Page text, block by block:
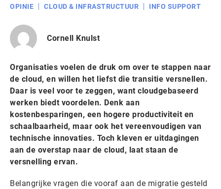
OPINIE
CLOUD & INFRASTRUCTUUR INFO SUPPORT
Cornell Knulst
Organisaties voelen de druk om over te stappen naar
de cloud, en willen het liefst die transitie versnellen.
Daar is veel voor te zeggen, want cloudgebaseerd
werken biedt voordelen. Denk aan
kostenbesparingen, een hogere productiviteit en
schaalbaarheid, maar ook het vereenvoudigen van
technische innovaties. Toch kleven er uitdagingen
aan de overstap naar de cloud, laat staan de
versnelling ervan.
Belangrijke vragen die vooraf aan de migratie gesteld